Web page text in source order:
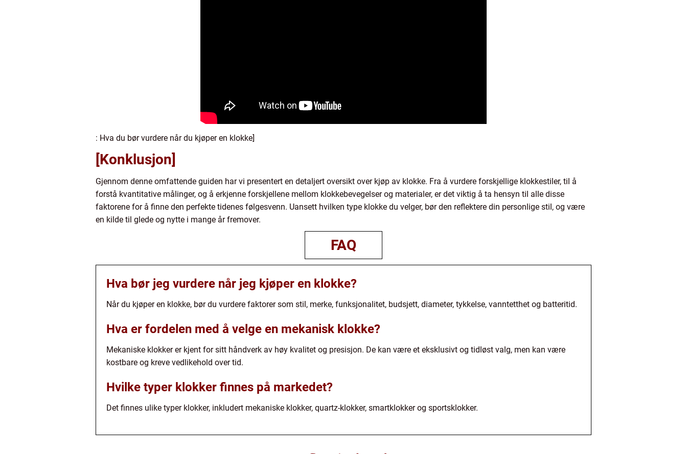
: Hva du bør vurdere når du kjøper en klokke]
[Konklusjon]
Gjennom denne omfattende guiden har vi presentert en detaljert oversikt over kjøp av klokke. Fra å vurdere forskjellige klokkestiler, til å
forstå kvantitative målinger, og å erkjenne forskjellene mellom klokkebevegelser og materialer, er det viktig å ta hensyn til alle disse
faktorene for å finne den perfekte tidenes følgesvenn. Uansett hvilken type klokke du velger, bør den reflektere din personlige stil, og være
en kilde til glede og nytte i mange år fremover.
FAQ
Hva bør jeg vurdere når jeg kjøper en klokke?
Når du kjøper en klokke, bør du vurdere faktorer som stil, merke, funksjonalitet, budsjett, diameter, tykkelse, vanntetthet og batteritid.
Hva er fordelen med å velge en mekanisk klokke?
Mekaniske klokker er kjent for sitt håndverk av høy kvalitet og presisjon. De kan være et eksklusivt og tidløst valg, men kan være
kostbare og kreve vedlikehold over tid.
Hvilke typer klokker finnes på markedet?
Det finnes ulike typer klokker, inkludert mekaniske klokker, quartz-klokker, smartklokker og sportsklokker.